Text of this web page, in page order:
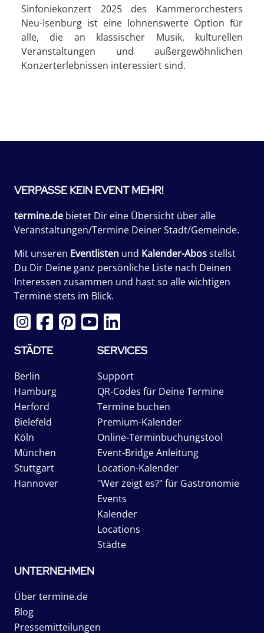
Sinfoniekonzert 2025 des Kammerorchesters
Neu-Isenburg ist eine lohnenswerte Option für
alle, die an klassischer Musik, kulturellen
Veranstaltungen und außergewöhnlichen
Konzerterlebnissen interessiert sind.
VERPASSE KEIN EVENT MEHR!
termine.de bietet Dir eine Übersicht über alle
Veranstaltungen/Termine Deiner Stadt/Gemeinde.
Mit unseren Eventlisten und Kalender-Abosstellst
Du Dir Deine ganz persönliche Liste nach Deinen
Interessen zusammen und hast so alle wichtigen
Termine stets im Blick.
STÄDTE
Berlin
Hamburg
Herford
Bielefeld
Köln
München
Stuttgart
Hannover
SERVICES
Support
QR-Codes für Deine Termine
Termine buchen
Premium-Kalender
Online-Terminbuchungstool
Event-Bridge Anleitung
Location-Kalender
"Wer zeigt es?" für Gastronomie
Events
Kalender
Locations
Städte
UNTERNEHMEN
Über termine.de
Blog
Pressemitteilungen